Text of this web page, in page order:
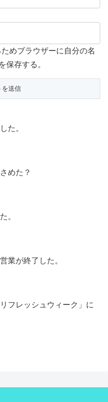
めブラウザーに自分の名
保存する。
た。
めた？
。
業が終了した。
フレッシュウィーク」に